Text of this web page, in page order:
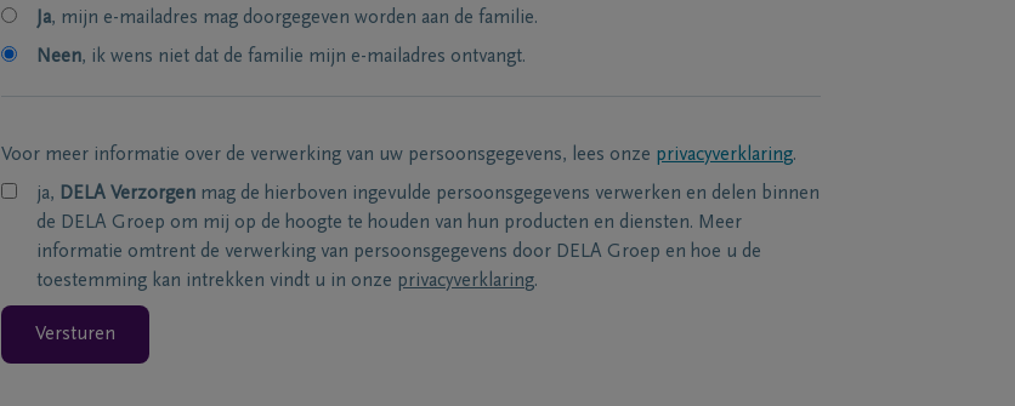
Ja, mijn e-mailadres mag doorgegeven worden aan de familie.
Neen, ik wens niet dat de familie mijn e-mailadres ontvangt.
Voor meer informatie over de verwerking van uw persoonsgegevens, lees onze privacyverklaring.
ja, DELA Verzorgen mag de hierboven ingevulde persoonsgegevens verwerken en delen binnen
de DELA Groep om mij op de hoogte te houden van hun producten en diensten. Meer
informatie omtrent de verwerking van persoonsgegevens door DELA Groep en hoe u de
toestemming kan intrekken vindt u in onze privacyverklaring.
Versturen